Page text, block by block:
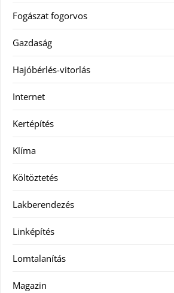
Fogászat fogorvos
Gazdaság
Hajóbérlés-vitorlás
Internet
Kertépítés
Klíma
Költöztetés
Lakberendezés
Linképítés
Lomtalanítás
Magazin